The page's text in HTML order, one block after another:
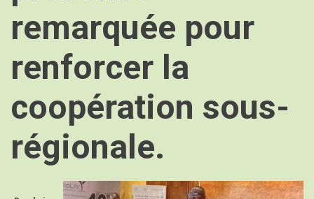
remarquée pour
renforcer la
coopération sous-
régionale.